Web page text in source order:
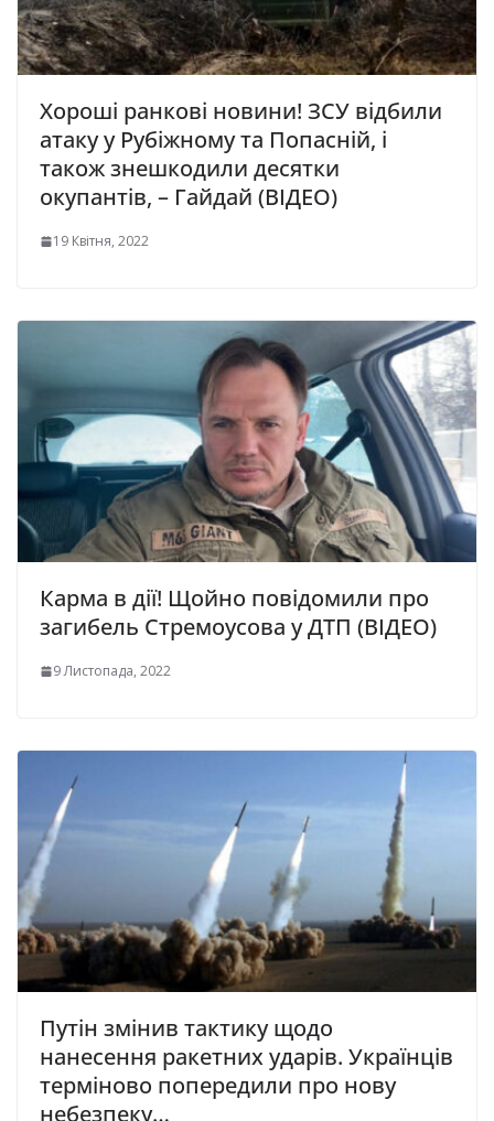
Хороші ранкові новини! ЗСУ відбили
атаку у Рубіжному та Попасній, і
також знешкодили десятки
окупантів, – Гайдай (ВІДЕО)
19 Квітня, 2022
Карма в дії! Щойно повідомили про
загибель Стремоусова у ДТП (ВІДЕО)
9 Листопада, 2022
Путін змінив тактику щодо
нанесення ракетних ударів. Українців
терміново попередили про нову
небезпеку…